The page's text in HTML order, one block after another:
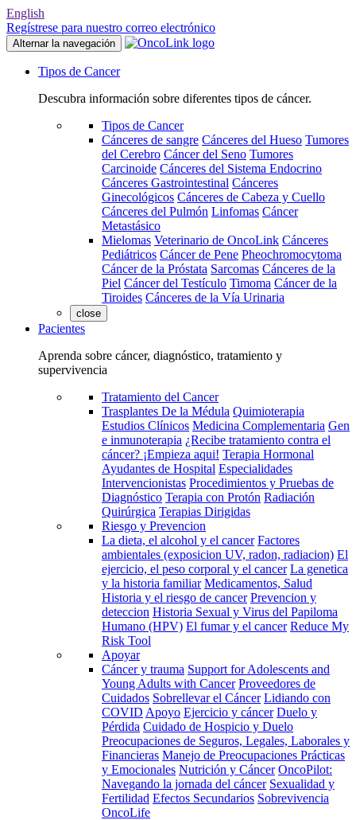
English
Regístrese para nuestro correo electrónico
Alternar la navegación
Tipos de Cancer
Descubra información sobre diferentes tipos de cáncer.
Tipos de Cancer
Cánceres de sangre Cánceres del Hueso Tumores
del Cerebro Cáncer del Seno Tumores
Carcinoide Cánceres del Sistema Endocrino
Cánceres Gastrointestinal Cánceres
Ginecológicos Cánceres de Cabeza y Cuello
Cánceres del Pulmón Linfomas Cáncer
Metastásico
Mielomas Veterinario de OncoLink Cánceres
Pediátricos Cáncer de Pene Pheochromocytoma
Cáncer de la Próstata Sarcomas Cánceres de la
Piel Cáncer del Testículo Timoma Cáncer de la
Tiroides Cánceres de la Vía Urinaria
close
Pacientes
Aprenda sobre cáncer, diagnóstico, tratamiento y
supervivencia
Tratamiento del Cancer
Trasplantes De la Médula Quimioterapia
Estudios Clínicos Medicina Complementaria Gen
e inmunoterapia ¿Recibe tratamiento contra el
cáncer? ¡Empieza aqui! Terapia Hormonal
Ayudantes de Hospital Especialidades
Intervencionistas Procedimientos y Pruebas de
Diagnóstico Terapia con Protón Radiación
Quirúrgica Terapias Dirigidas
Riesgo y Prevencion
La dieta, el alcohol y el cancer Factores
ambientales (exposicion UV, radon, radiacion) El
ejercicio, el peso corporal y el cancer La genetica
y la historia familiar Medicamentos, Salud
Historia y el riesgo de cancer Prevencion y
deteccion Historia Sexual y Virus del Papiloma
Humano (HPV) El fumar y el cancer Reduce My
Risk Tool
Apoyar
Cáncer y trauma Support for Adolescents and
Young Adults with Cancer Proveedores de
Cuidados Sobrellevar el Cáncer Lidiando con
COVID Apoyo Ejercicio y cáncer Duelo y
Pérdida Cuidado de Hospicio y Duelo
Preocupaciones de Seguros, Legales, Laborales y
Financieras Manejo de Preocupaciones Prácticas
y Emocionales Nutrición y Cáncer OncoPilot:
Navegando la jornada del cáncer Sexualidad y
Fertilidad Efectos Secundarios Sobrevivencia
OncoLife